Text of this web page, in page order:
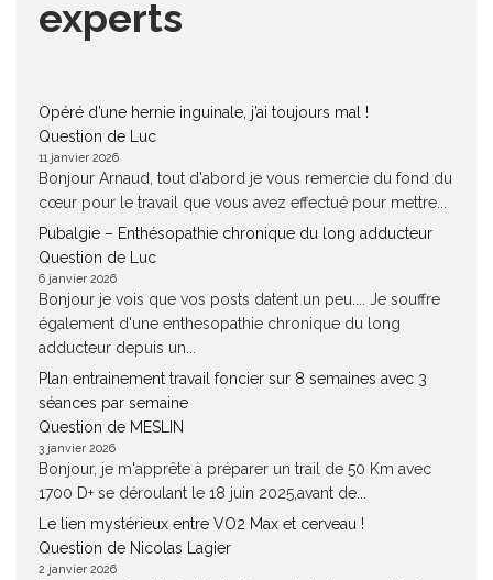
experts
Opéré d’une hernie inguinale, j’ai toujours mal !
Question de Luc
11 janvier 2026
Bonjour Arnaud, tout d'abord je vous remercie du fond du
cœur pour le travail que vous avez effectué pour mettre...
Pubalgie – Enthésopathie chronique du long adducteur
Question de Luc
6 janvier 2026
Bonjour je vois que vos posts datent un peu.... Je souffre
également d'une enthesopathie chronique du long
adducteur depuis un...
Plan entrainement travail foncier sur 8 semaines avec 3
séances par semaine
Question de MESLIN
3 janvier 2026
Bonjour, je m'apprête à préparer un trail de 50 Km avec
1700 D+ se déroulant le 18 juin 2025,avant de...
Le lien mystérieux entre VO2 Max et cerveau !
Question de Nicolas Lagier
2 janvier 2026